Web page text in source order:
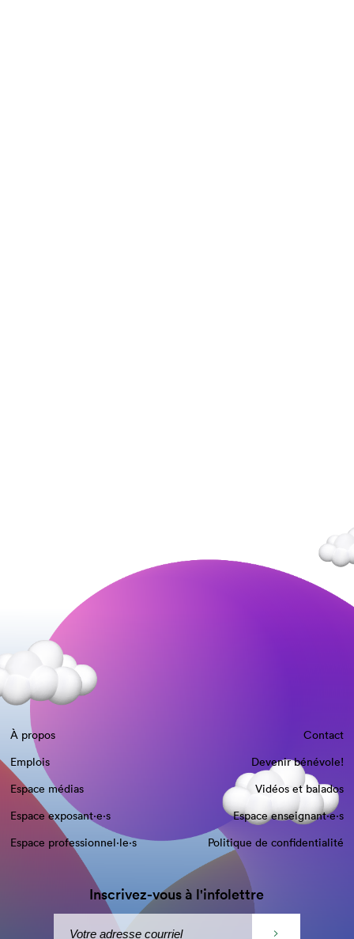
À propos
Contact
Emplois
Devenir bénévole!
Espace médias
Vidéos et balados
Espace exposant·e⋅s
Espace enseignant·e⋅s
Espace professionnel·le⋅s
Politique de confidentialité
Inscrivez-vous à l'infolettre